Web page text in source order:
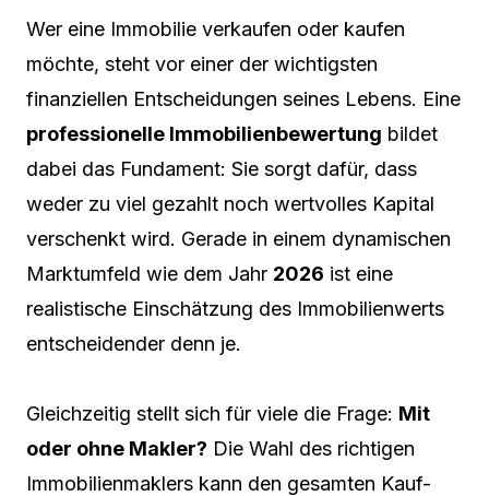
Wer eine Immobilie verkaufen oder kaufen
möchte, steht vor einer der wichtigsten
finanziellen Entscheidungen seines Lebens. Eine
professionelle Immobilienbewertung bildet
dabei das Fundament: Sie sorgt dafür, dass
weder zu viel gezahlt noch wertvolles Kapital
verschenkt wird. Gerade in einem dynamischen
Marktumfeld wie dem Jahr 2026 ist eine
realistische Einschätzung des Immobilienwerts
entscheidender denn je.
Gleichzeitig stellt sich für viele die Frage: Mit
oder ohne Makler? Die Wahl des richtigen
Immobilienmaklers kann den gesamten Kauf-